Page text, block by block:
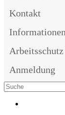
Kontakt
Informationen
Arbeitsschutz
Anmeldung